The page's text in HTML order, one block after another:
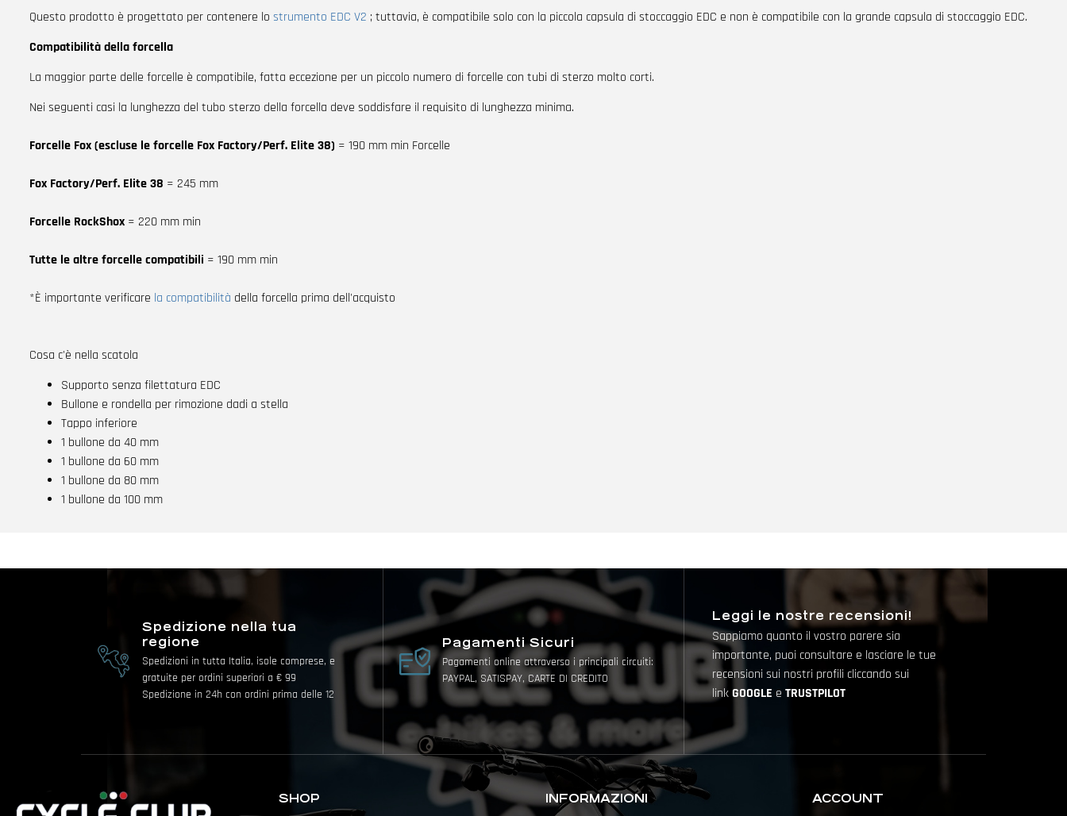
Questo prodotto è progettato per contenere lo strumento EDC V2 ; tuttavia, è compatibile solo con la piccola capsula di stoccaggio EDC e non è compatibile con la grande capsula di stoccaggio EDC.
Compatibilità della forcella
La maggior parte delle forcelle è compatibile, fatta eccezione per un piccolo numero di forcelle con tubi di sterzo molto corti.
Nei seguenti casi la lunghezza del tubo sterzo della forcella deve soddisfare il requisito di lunghezza minima.
Forcelle Fox (escluse le forcelle Fox Factory/Perf. Elite 38) = 190 mm min Forcelle
Fox Factory/Perf. Elite 38 = 245 mm
Forcelle RockShox= 220 mm min
Tutte le altre forcelle compatibili = 190 mm min
*È importante verificare la compatibilità della forcella prima dell'acquisto
Cosa c'è nella scatola
Supporto senza filettatura EDC
Bullone e rondella per rimozione dadi a stella
Tappo inferiore
1 bullone da 40 mm
1 bullone da 60 mm
1 bullone da 80 mm
1 bullone da 100 mm
Spedizione nella tua
regione
Spedizioni in tutta Italia, isole comprese, e
gratuite per ordini superiori a € 99
Spedizione in 24h con ordini prima delle 12
Pagamenti Sicuri
Pagamenti online attraverso i principali circuiti:
PAYPAL, SATISPAY, CARTE DI CREDITO
Leggi le nostre recensioni!
Sappiamo quanto il vostro parere sia
importante, puoi consultare e lasciare le tue
recensioni sui nostri profili cliccando sui
linkGOOGLE e TRUSTPILOT
SHOP INFORMAZIONI ACCOUNT